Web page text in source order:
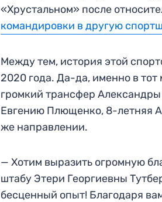
«Хрустальном» после
командировки в другую
Между тем, история этой
2020 года. Да-да, именно в тот
громкий трансфер
Евгению Плющенко, 8-летняя
же направлении.
— Хотим выразить огромную
штабу Этери Георгиевны
бесценный опыт! Благодаря